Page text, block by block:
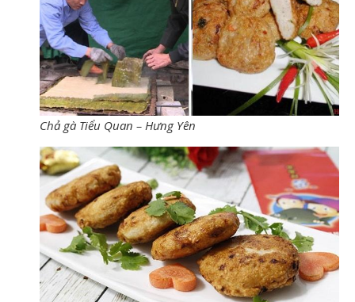
Chả gà Tiểu Quan – Hưng Yên